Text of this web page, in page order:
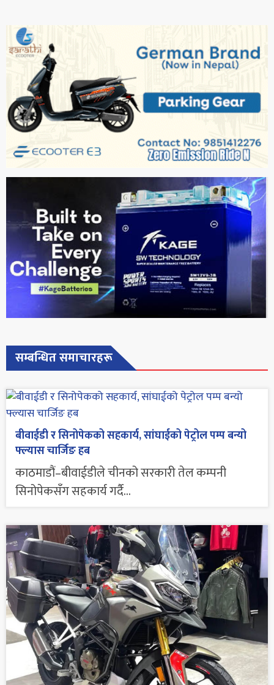
सम्बन्धित समाचारहरू
बीवाईडी र सिनोपेकको सहकार्य, सांघाईको पेट्रोल पम्प बन्यो
फ्ल्यास चार्जिङ हब
काठमाडौं–बीवाईडीले चीनको सरकारी तेल कम्पनी
सिनोपेकसँग सहकार्य गर्दै...